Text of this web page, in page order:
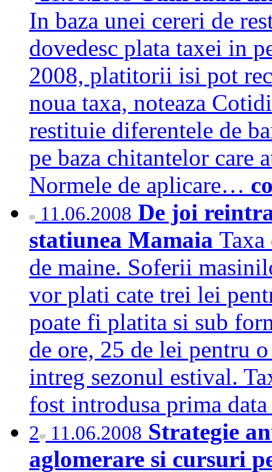
In baza unei cereri de
dovedesc plata taxei in
2008, platitorii isi pot
noua taxa, noteaza
restituie diferentele de
pe baza chitantelor care
Normele de aplicare…
11.06.2008 De joi
statiunea Mamaia
de maine. Soferii
vor plati cate trei lei
poate fi platita si sub
de ore, 25 de lei pentru
intreg sezonul estival.
fost introdusa prima
2 11.06.2008 Strategie
aglomerare si cursuri